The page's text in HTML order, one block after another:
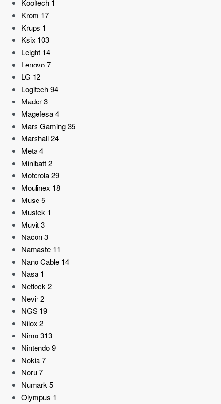
Kooltech 1
Krom 17
Krups 1
Ksix 103
Leight 14
Lenovo7
LG 12
Logitech94
Mader3
Magefesa4
Mars Gaming35
Marshall24
Meta4
Minibatt2
Motorola29
Moulinex 18
Muse5
Mustek 1
Muvit3
Nacon3
Namaste 11
Nano Cable 14
Nasa 1
Netlock2
Nevir2
NGS 19
Nilox 2
Nimo313
Nintendo9
Nokia7
Noru7
Numark5
Olympus 1